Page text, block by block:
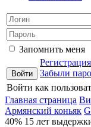
Запомнить меня
Регистрация
Забыли
Войти как
Главная страница
Армянский коньяк
40% 15 лет